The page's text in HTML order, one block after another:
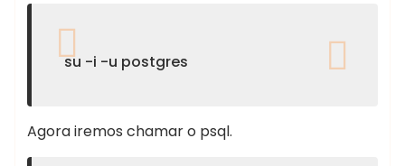
su -i -u postgres
Agora iremos chamar o psql.